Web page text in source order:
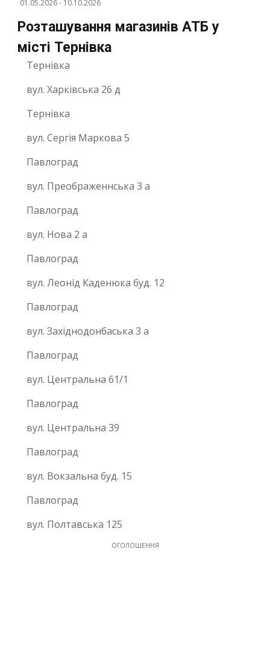
01.05.2026- 10.10.2026
Розташування магазинів АТБ у
місті Тернівка
Тернівка
вул. Харківська 26 д
Тернівка
вул. Сергія Маркова 5
Павлоград
вул. Преображеннська 3 а
Павлоград
вул. Нова 2 а
Павлоград
вул. Леонід Каденюка буд. 12
Павлоград
вул. Західнодонбаська 3 а
Павлоград
вул. Центральна 61/1
Павлоград
вул. Центральна 39
Павлоград
вул. Вокзальна буд. 15
Павлоград
вул. Полтавська 125
ОГОЛОШЕННЯ